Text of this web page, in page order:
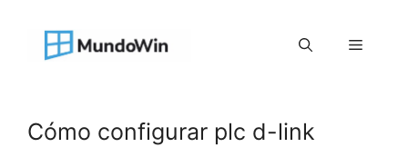
contenido
Menú
Cómo configurar plc d-link